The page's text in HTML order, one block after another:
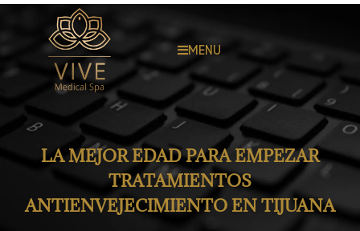
MENU
LA MEJOR EDAD PARA EMPEZAR
TRATAMIENTOS
ANTIENVEJECIMIENTO EN TIJUANA